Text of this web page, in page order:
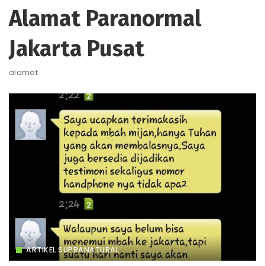
Alamat Paranormal
Jakarta Pusat
alamat
ARTIKEL SUPRANATURAL